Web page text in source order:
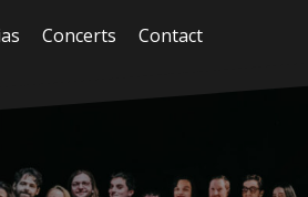
Concerts Contact